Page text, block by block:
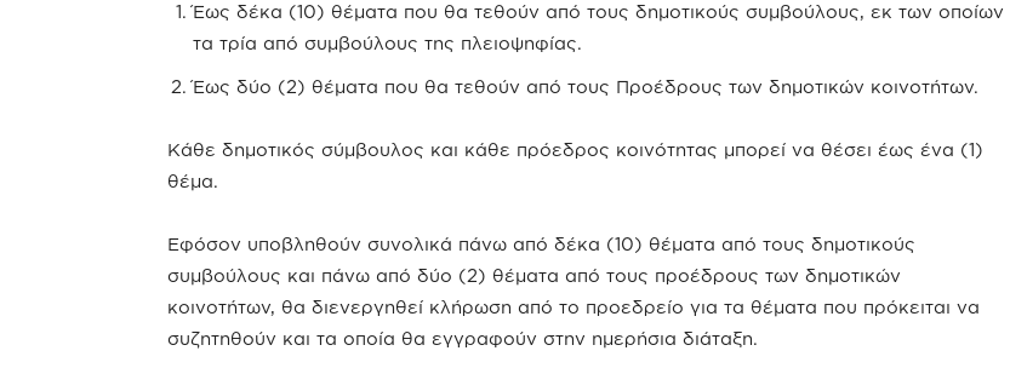
Έως δέκα (10) θέματα που θα τεθούν από τους δημοτικούς συμβούλους, εκ των οποίων
τα τρία από συμβούλους της πλειοψηφίας.
Έως δύο (2) θέματα που θα τεθούν από τους Προέδρους των δημοτικών κοινοτήτων.
Κάθε δημοτικός σύμβουλος και κάθε πρόεδρος κοινότητας μπορεί να θέσει έως ένα (1)
θέμα.
Εφόσον υποβληθούν συνολικά πάνω από δέκα (10) θέματα από τους δημοτικούς
συμβούλους και πάνω από δύο (2) θέματα από τους προέδρους των δημοτικών
κοινοτήτων, θα διενεργηθεί κλήρωση από το προεδρείο για τα θέματα που πρόκειται να
συζητηθούν και τα οποία θα εγγραφούν στην ημερήσια διάταξη.